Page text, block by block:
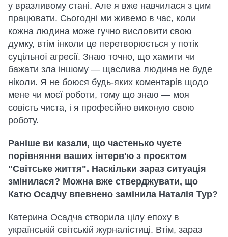
у вразливому стані. Але я вже навчилася з цим
працювати. Сьогодні ми живемо в час, коли
кожна людина може гучно висловити свою
думку, втім інколи це перетворюється у потік
суцільної агресії. Знаю точно, що хамити чи
бажати зла іншому — щаслива людина не буде
ніколи. Я не боюся будь-яких коментарів щодо
мене чи моєї роботи, тому що знаю — моя
совість чиста, і я професійно виконую свою
роботу.
Раніше ви казали, що частенько чуєте
порівняння ваших інтерв'ю з проєктом
"Світське життя". Наскільки зараз ситуація
змінилася? Можна вже стверджувати, що
Катю Осадчу впевнено замінила Наталія Тур?
Катерина Осадча створила цілу епоху в
українській світській журналістиці. Втім, зараз